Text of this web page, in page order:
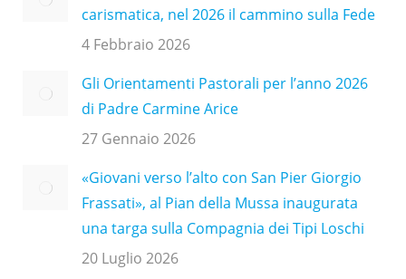
carismatica, nel 2026 il cammino sulla Fede
4 Febbraio 2026
Gli Orientamenti Pastorali per l’anno 2026
di Padre Carmine Arice
27 Gennaio 2026
«Giovani verso l’alto con San Pier Giorgio
Frassati», al Pian della Mussa inaugurata
una targa sulla Compagnia dei Tipi Loschi
20 Luglio 2026